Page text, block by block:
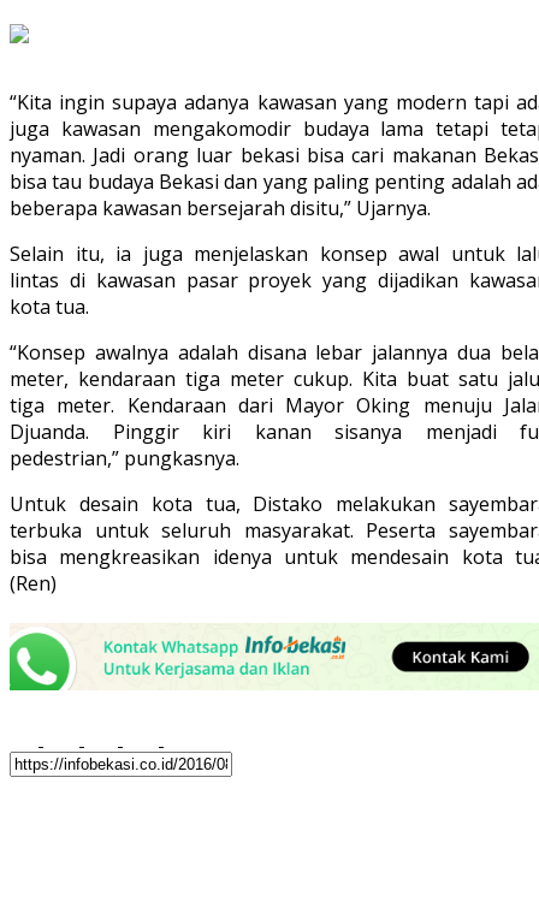
“Kita ingin supaya adanya kawasan yang modern tapi
juga kawasan mengakomodir budaya lama tetapi
nyaman. Jadi orang luar bekasi bisa cari makanan
bisa tau budaya Bekasi dan yang paling penting adalah
beberapa kawasan bersejarah disitu,” Ujarnya.
Selain itu, ia juga menjelaskan konsep awal untuk
lintas di kawasan pasar proyek yang dijadikan
kota tua.
“Konsep awalnya adalah disana lebar jalannya dua
meter, kendaraan tiga meter cukup. Kita buat satu
tiga meter. Kendaraan dari Mayor Oking menuju
Djuanda. Pinggir kiri kanan sisanya menjadi
pedestrian,” pungkasnya.
Untuk desain kota tua, Distako melakukan
terbuka untuk seluruh masyarakat. Peserta
bisa mengkreasikan idenya untuk mendesain kota
(Ren)